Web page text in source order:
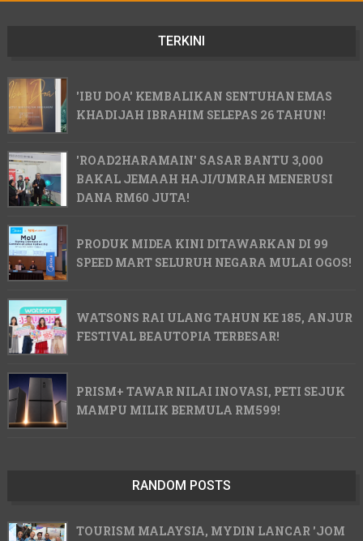
TERKINI
'IBU DOA' KEMBALIKAN SENTUHAN EMAS
KHADIJAH IBRAHIM SELEPAS 26 TAHUN!
'ROAD2HARAMAIN' SASAR BANTU 3,000
BAKAL JEMAAH HAJI/UMRAH MENERUSI
DANA RM60 JUTA!
PRODUK MIDEA KINI DITAWARKAN DI 99
SPEED MART SELURUH NEGARA MULAI OGOS!
WATSONS RAI ULANG TAHUN KE 185, ANJUR
FESTIVAL BEAUTOPIA TERBESAR!
PRISM+ TAWAR NILAI INOVASI, PETI SEJUK
MAMPU MILIK BERMULA RM599!
RANDOM POSTS
TOURISM MALAYSIA, MYDIN LANCAR 'JOM